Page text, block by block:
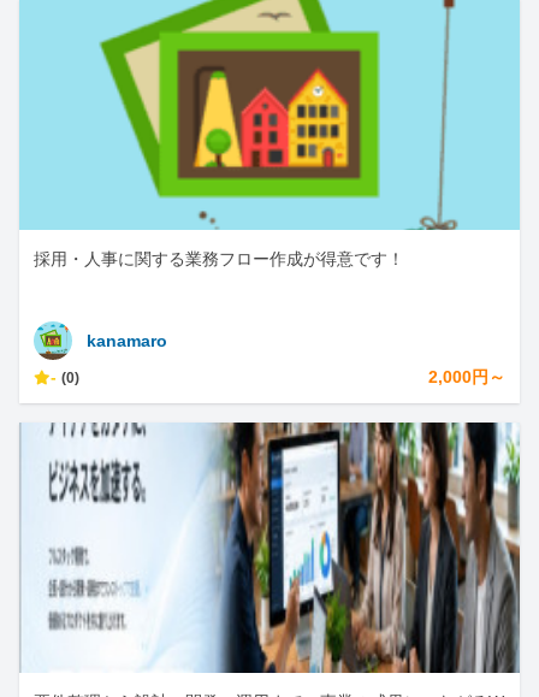
採用・人事に関する業務フロー作成が得意です！
kanamaro
- (0) 2,000円～